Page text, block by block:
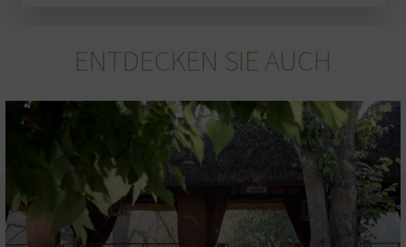
ENTDECKEN SIE AUCH